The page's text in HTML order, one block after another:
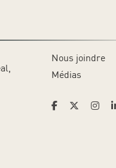
Nous joindre
Médias